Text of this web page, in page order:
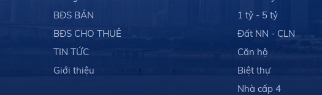
BĐS BÁN
BĐS CHO THUÊ
TIN TỨC
Giới thiệu
1 tỷ - 5 tỷ
Đất NN - CLN
Căn hộ
Biệt thự
Nhà cấp 4